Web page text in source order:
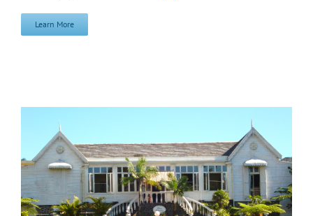
Learn More